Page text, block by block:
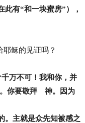
有“和一块蜜房”），
耶稣的见证吗？
万不可！我和你，并
。你要敬拜 神。因为
。主就是众先知被感之